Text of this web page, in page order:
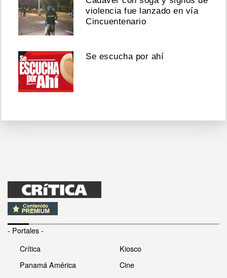
violencia fue lanzado en vía
Cincuentenario
Se escucha por ahí
- Portales -
Crítica
Panamá América
Kiosco
Cine